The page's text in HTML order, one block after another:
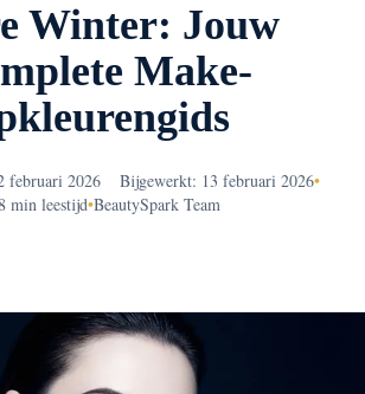
Winter: Jouw
Make-
februari 2026 Bijgewerkt: 13 februari 2026•
min leestijd•BeautySpark Team